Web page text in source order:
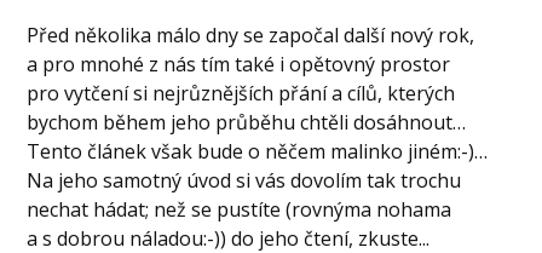
Před několika málo dny se započal další nový rok,
a pro mnohé z nás tím také i opětovný prostor
pro vytčení si nejrůznějších přání a cílů, kterých
bychom během jeho průběhu chtěli dosáhnout…
Tento článek však bude o něčem malinko jiném:-)…
Na jeho samotný úvod si vás dovolím tak trochu
nechat hádat; než se pustíte (rovnýma nohama
a s dobrou náladou:-)) do jeho čtení, zkuste...